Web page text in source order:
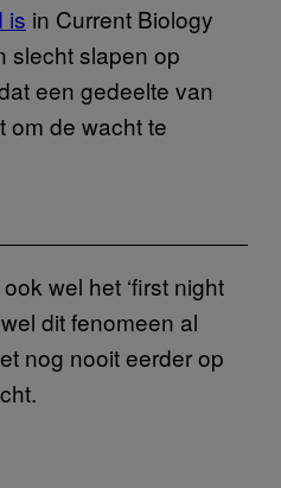
is in Current Biology
slecht slapen op
een gedeelte van
om de wacht te
wel het ‘first night
dit fenomeen al
nog nooit eerder op